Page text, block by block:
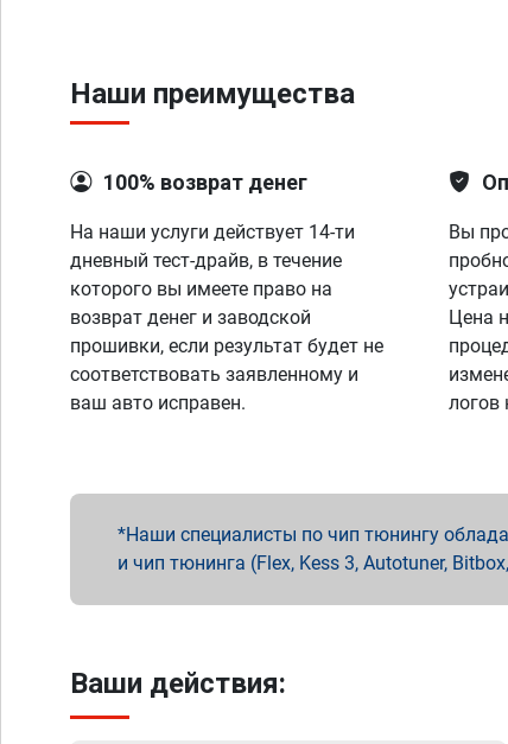
Наши преимущества
100% возврат денег
На наши услуги действует 14-ти
дневный тест-драйв, в течение
которого вы имеете право на
возврат денег и заводской
прошивки, если результат будет не
соответствовать заявленному и
ваш авто исправен.
Вы
Цена
логов
Наши специалисты по чип тюнингу
и чип тюнинга (Flex, Kess 3, Autotuner,
Ваши действия: